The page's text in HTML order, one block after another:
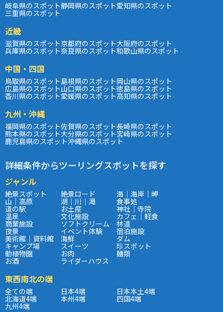
岐阜県のスポット静岡県のスポット愛知県のスポット
三重県のスポット
近畿
滋賀県のスポット京都府のスポット大阪府のスポット
兵庫県のスポット奈良県のスポット和歌山県のスポット
中国・四国
鳥取県のスポット島根県のスポット岡山県のスポット
広島県のスポット山口県のスポット徳島県のスポット
香川県のスポット愛媛県のスポット高知県のスポット
九州・沖縄
福岡県のスポット佐賀県のスポット長崎県のスポット
熊本県のスポット大分県のスポット宮崎県のスポット
鹿児島県のスポット沖縄県のスポット
詳細条件からツーリングスポットを探す
ジャンル
絶景スポット 絶景ロード 海｜海岸｜岬
山｜高原 湖｜川｜滝 食事処
道の駅 お土産 神社｜寺院
温泉 文化施設 カフェ｜軽食
商業施設 ソフトクリーム 林道
夜景 イベント体験 宿泊施設
美術館｜資料館 海鮮 ダム
キャンプ場 スイーツ 珍スポット
動植物園 お肉 麺類
お酒 ライダーハウス
東西南北の端
全ての端 日本4端 日本本土4端
北海道4端 本州4端 四国4端
九州4端